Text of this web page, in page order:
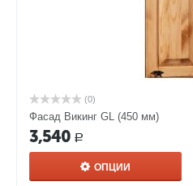
(0)
Фасад Викинг GL (450 мм)
3,540 Р
ОПЦИИ